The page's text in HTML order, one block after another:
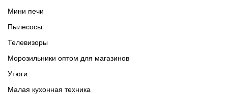
Мини печи
Пылесосы
Телевизоры
Морозильники оптом для магазинов
Утюги
Малая кухонная техника